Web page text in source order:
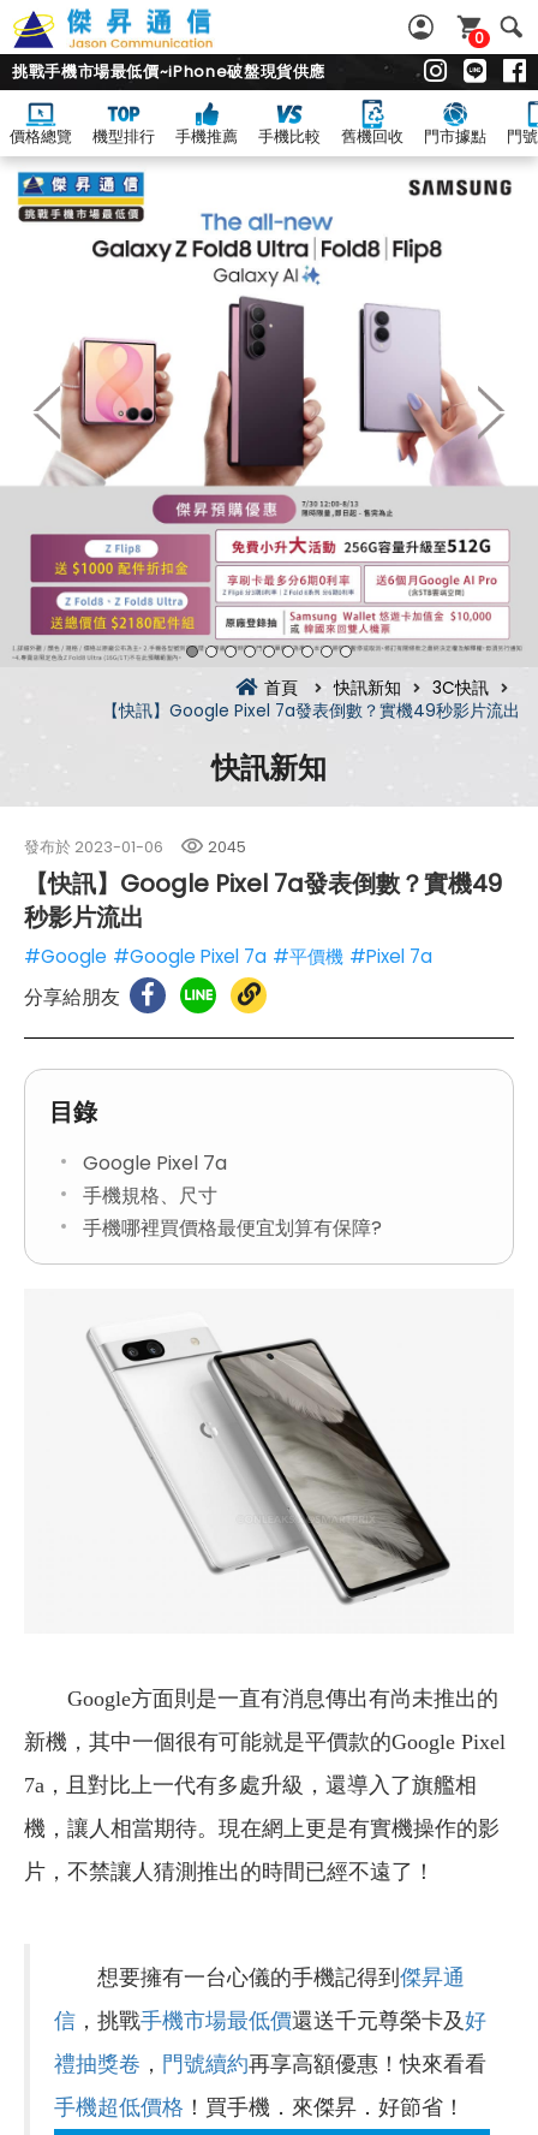
0
挑戰手機市場最低價~iPhone破盤現貨供應
價格總覽 機型排行 手機推薦 手機比較 舊機回收 門市據點 門
首頁 快訊新知
3C快訊
【快訊】Google Pixel 7a發表倒數？實機49秒影片流出
快訊新知
發布於 2023-01-06 2045
【快訊】Google Pixel 7a發表倒數？實機49
秒影片流出
#Google #Google Pixel 7a #平價機 #Pixel 7a
分享給朋友
目錄
Google Pixel 7a
手機規格、尺寸
手機哪裡買價格最便宜划算有保障?
Google方面則是一直有消息傳出有尚未推出的
新機，其中一個很有可能就是平價款的Google Pixel
7a，且對比上一代有多處升級，還導入了旗艦相
機，讓人相當期待。現在網上更是有實機操作的影
片，不禁讓人猜測推出的時間已經不遠了！
想要擁有一台心儀的手機記得到 傑昇通
信 ，挑戰手機市場最低價還送千元尊榮卡及好
禮抽獎卷 ， 門號續約再享高額優惠！快來看看
手機超低價格 ！買手機．來傑昇．好節省！